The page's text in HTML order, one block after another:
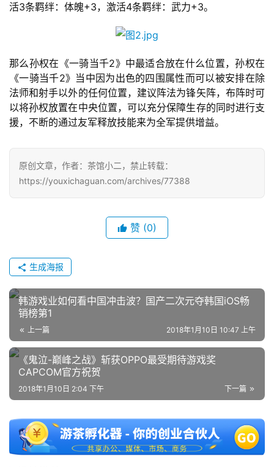
5
第
十
三
届
茶
奖
3
0
日
游
茶
对
接
会
上
活3条羁绊：体魄+3，激活4条羁绊：武力+3。
那么孙权在《一骑当千2》中最适合放在什么位置，孙权在
《一骑当千2》当中因为出色的四围属性而可以被安排在除
法师和射手以外的任何位置，建议阵法为锋矢阵，布阵时可
以将孙权放置在中央位置，可以充分保障生存的同时进行支
援，不断的通过友军释放技能来为全军提供增益。
原创文章，作者：茶馆小二，禁止转载：
https://youxichaguan.com/archives/77388
赞 (0)
生成海报
韩游戏业如何看中国冲击波？国产二次元夺韩国iOS畅
销榜第1
上一篇 2018年1月10日 10:47 上午
《鬼泣-巅峰之战》斩获OPPO最受期待游戏奖
CAPCOM官方祝贺
下一篇
2018年1月10日 2:04 下午